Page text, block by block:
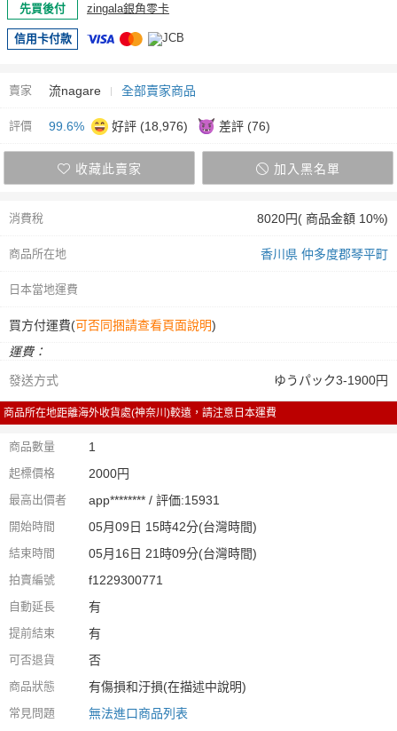
先買後付 zingala銀角零卡
信用卡付款
賣家 流nagare 全部賣家商品
評價 99.6% 好評 (18,976) 差評 (76)
收藏此賣家 加入黑名單
消費稅 8020円( 商品金額 10%)
商品所在地 香川県 仲多度郡琴平町
日本當地運費
買方付運費(可否同捆請查看頁面說明)
運費：
發送方式
ゆうパック3-1900円
商品所在地距離海外收貨處(神奈川)較遠，請注意日本運費
商品數量 1
起標價格 2000円
最高出價者 app******** / 評価:15931
開始時間 05月09日 15時42分(台灣時間)
結束時間 05月16日 21時09分(台灣時間)
拍賣編號 f1229300771
自動延長 有
提前結束 有
可否退貨 否
商品狀態 有傷損和汙損(在描述中說明)
常見問題
無法進口商品列表